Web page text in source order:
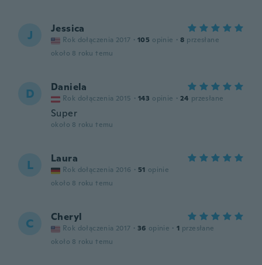
J Jessica
Rok dołączenia 2017 · 105 opinie · 8 przesłane
około 8 roku temu
D Daniela
Rok dołączenia 2015 · 143 opinie · 24 przesłane
Super
około 8 roku temu
L Laura
Rok dołączenia 2016 · 51 opinie
około 8 roku temu
C Cheryl
Rok dołączenia 2017 · 36 opinie · 1 przesłane
około 8 roku temu